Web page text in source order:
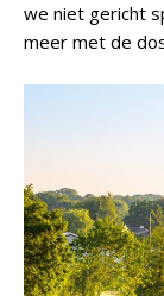
we niet gericht
meer met de